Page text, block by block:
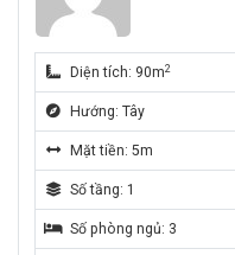
Diện tích: 90m2
Hướng: Tây
Mặt tiền: 5m
Số tầng: 1
Số phòng ngủ: 3